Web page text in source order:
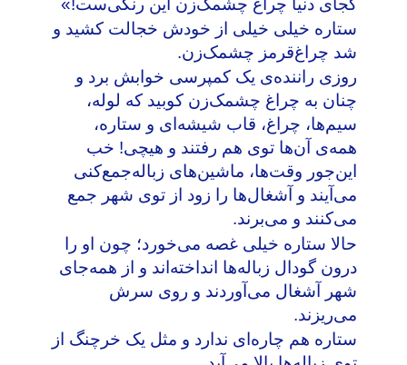
ستاره خیلی خیلی از خودش خجالت کشید و
شد چراغ‌قرمز چشمک‌زن.
روزی راننده‌ی یک کمپرسی خوابش برد و
چنان به چراغ چشمک‌زن کوبید که لوله،
سیم‌ها، چراغ، قاب شیشه‌ای و ستاره،
همه‌ی آن‌ها توی هم رفتند و هیچی! خب
این‌جور وقت‌ها، ماشین‌های زباله‌جمع‌کنی
می‌آیند و آشغال‌ها را زود از توی شهر جمع
می‌کنند و می‌برند.
حالا ستاره خیلی غصه می‌خورد؛ چون او را
درون گودال زباله‌ها انداخته‌اند و از همه‌جای
شهر آشغال می‌آوردند و روی سرش
می‌ریزند.
ستاره هم چاره‌ای ندارد و مثل یک خرچنگ از